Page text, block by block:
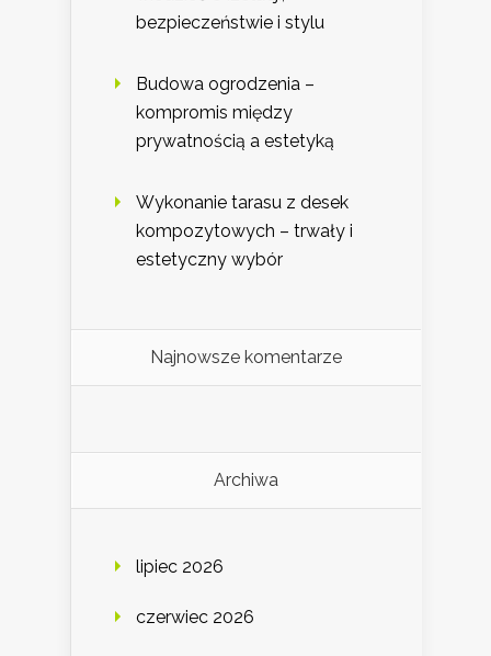
bezpieczeństwie i stylu
Budowa ogrodzenia –
kompromis między
prywatnością a estetyką
Wykonanie tarasu z desek
kompozytowych – trwały i
estetyczny wybór
Najnowsze komentarze
Archiwa
lipiec 2026
czerwiec 2026